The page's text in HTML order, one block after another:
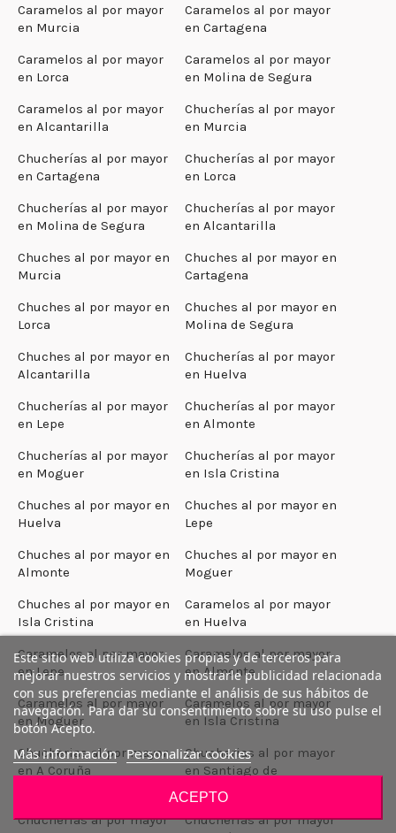
Caramelos al por mayor
en Murcia
Caramelos al por mayor
en Cartagena
Caramelos al por mayor
en Lorca
Caramelos al por mayor
en Molina de Segura
Caramelos al por mayor
en Alcantarilla
Chucherías al por mayor
en Murcia
Chucherías al por mayor
en Cartagena
Chucherías al por mayor
en Lorca
Chucherías al por mayor
en Molina de Segura
Chucherías al por mayor
en Alcantarilla
Chuches al por mayor en
Murcia
Chuches al por mayor en
Cartagena
Chuches al por mayor en
Lorca
Chuches al por mayor en
Molina de Segura
Chuches al por mayor en
Alcantarilla
Chucherías al por mayor
en Huelva
Chucherías al por mayor
en Lepe
Chucherías al por mayor
en Almonte
Chucherías al por mayor
en Moguer
Chucherías al por mayor
en Isla Cristina
Chuches al por mayor en
Huelva
Chuches al por mayor en
Lepe
Chuches al por mayor en
Almonte
Chuches al por mayor en
Moguer
Chuches al por mayor en
Isla Cristina
Caramelos al por mayor
en Huelva
Caramelos al por mayor
en Lepe
Caramelos al por mayor
en Almonte
Caramelos al por mayor
en Moguer
Caramelos al por mayor
en Isla Cristina
Chucherias al por mayor
en A Coruña
Chucherias al por mayor
en Santiago de
Compostela
Chucherias al por mayor
Chucherias al por mayor
Este sitio web utiliza cookies propias y de terceros para
mejorar nuestros servicios y mostrarle publicidad relacionada
con sus preferencias mediante el análisis de sus hábitos de
navegación. Para dar su consentimiento sobre su uso pulse el
botón Acepto.
Más información Personalizar cookies
ACEPTO